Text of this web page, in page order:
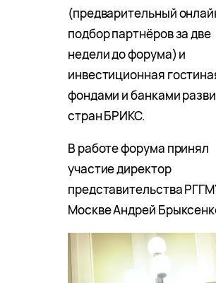
(предварительный
подбор партнёров за две
недели до форума) и
инвестиционная
фондами и банками
стран БРИКС.
В работе форума принял
участие директор
представительства
Москве Андрей